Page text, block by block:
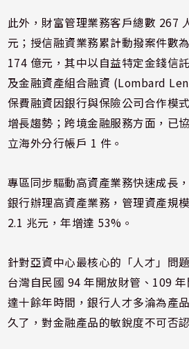
此外，財富管理業務客戶總數 267
元；授信融資業務累計動撥案件數
174 億元，其中以自益特定金錢信
及金融資產組合融資 (Lombard
保費融資因銀行與保險公司合作模
增長趨勢；跨境金融服務方面，已
立海外分行帳戶 1 件。
專區同步驅動高資產業務快速成長
銀行辦理高資產業務，管理資產規
2.1 兆元，年增達 53%。
針對亞資中心最核心的「人才」問
台灣自民國 94 年開放財管、109
達十餘年時間，銀行人才多淪為產
久了，對金融產品的敏銳度不可否